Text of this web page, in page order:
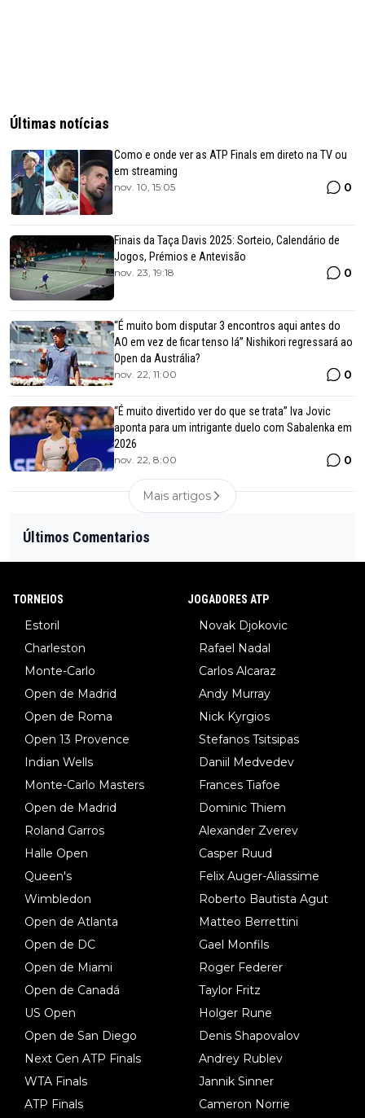
Últimas notícias
Como e onde ver as ATP Finals em direto na TV ou
em streaming
nov. 10, 15:05 0
Finais da Taça Davis 2025: Sorteio, Calendário de
Jogos, Prémios e Antevisão
nov. 23, 19:18 0
“É muito bom disputar 3 encontros aqui antes do
AO em vez de ficar tenso lá” Nishikori regressará ao
Open da Austrália?
nov. 22, 11:00 0
“É muito divertido ver do que se trata” Iva Jovic
aponta para um intrigante duelo com Sabalenka em
2026
nov. 22, 8:00 0
Mais artigos
Últimos Comentarios
TORNEIOS
Estoril
Charleston
Monte-Carlo
Open de Madrid
Open de Roma
Open 13 Provence
Indian Wells
Monte-Carlo Masters
Open de Madrid
Roland Garros
Halle Open
Queen's
Wimbledon
Open de Atlanta
Open de DC
Open de Miami
Open de Canadá
US Open
Open de San Diego
Next Gen ATP Finals
WTA Finals
ATP Finals
JOGADORES ATP
Novak Djokovic
Rafael Nadal
Carlos Alcaraz
Andy Murray
Nick Kyrgios
Stefanos Tsitsipas
Daniil Medvedev
Frances Tiafoe
Dominic Thiem
Alexander Zverev
Casper Ruud
Felix Auger-Aliassime
Roberto Bautista Agut
Matteo Berrettini
Gael Monfils
Roger Federer
Taylor Fritz
Holger Rune
Denis Shapovalov
Andrey Rublev
Jannik Sinner
Cameron Norrie